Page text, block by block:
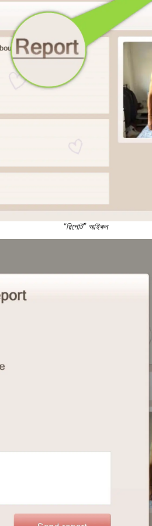
“রিপোর্ট” আইকন